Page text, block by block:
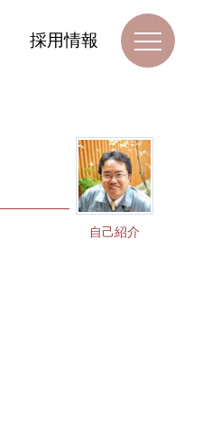
採用情報
自己紹介